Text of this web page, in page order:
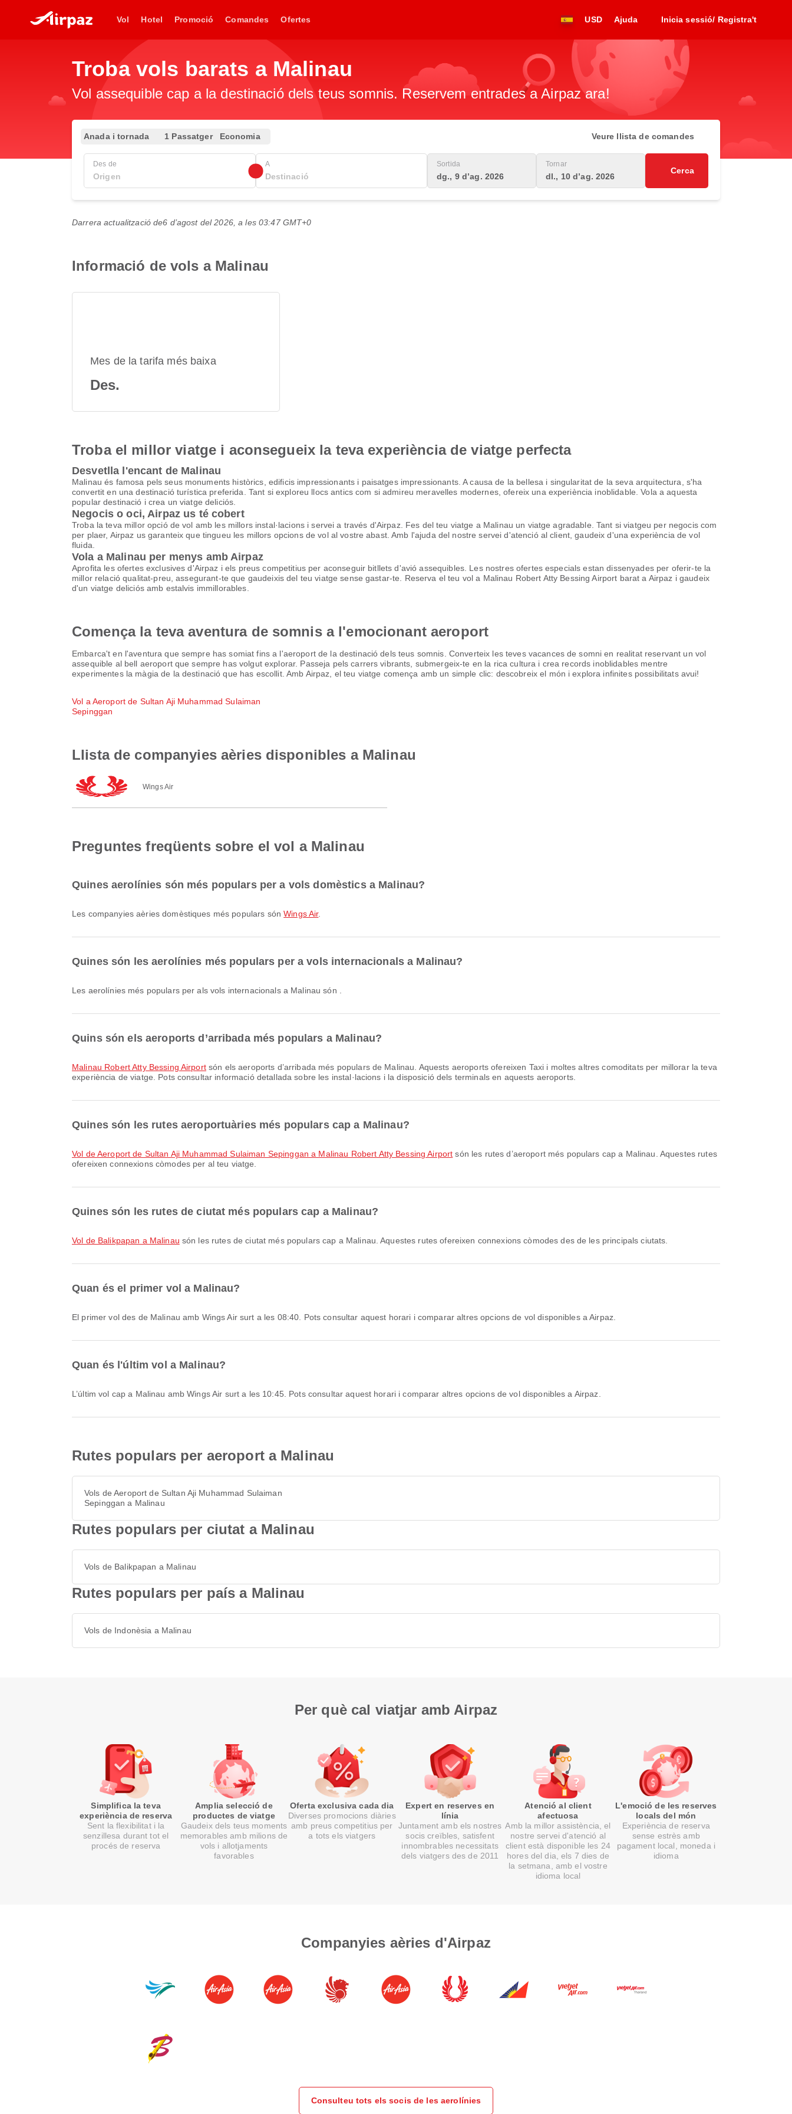
Vol Hotel Promoció Comandes Ofertes USD Ajuda Inicia sessió/ Registra't
Troba vols barats a Malinau
Vol assequible cap a la destinació dels teus somnis. Reservem entrades a Airpaz ara!
Anada i tornada 1 Passatger Economia Veure llista de comandes
Des de A Sortida
dg., 9 d’ag. 2026
Tornar
dl., 10 d’ag. 2026
Cerca
Darrera actualització de6 d’agost del 2026, a les 03:47 GMT+0
Informació de vols a Malinau
Mes de la tarifa més baixa
Des.
Troba el millor viatge i aconsegueix la teva experiència de viatge perfecta
Desvetlla l'encant de Malinau
Malinau és famosa pels seus monuments històrics, edificis impressionants i paisatges impressionants. A causa de la bellesa i singularitat de la seva arquitectura, s'ha
convertit en una destinació turística preferida. Tant si exploreu llocs antics com si admireu meravelles modernes, ofereix una experiència inoblidable. Vola a aquesta
popular destinació i crea un viatge deliciós.
Negocis o oci, Airpaz us té cobert
Troba la teva millor opció de vol amb les millors instal·lacions i servei a través d'Airpaz. Fes del teu viatge a Malinau un viatge agradable. Tant si viatgeu per negocis com
per plaer, Airpaz us garanteix que tingueu les millors opcions de vol al vostre abast. Amb l'ajuda del nostre servei d'atenció al client, gaudeix d'una experiència de vol
fluida.
Vola a Malinau per menys amb Airpaz
Aprofita les ofertes exclusives d'Airpaz i els preus competitius per aconseguir bitllets d'avió assequibles. Les nostres ofertes especials estan dissenyades per oferir-te la
millor relació qualitat-preu, assegurant-te que gaudeixis del teu viatge sense gastar-te. Reserva el teu vol a Malinau Robert Atty Bessing Airport barat a Airpaz i gaudeix
d'un viatge deliciós amb estalvis immillorables.
Comença la teva aventura de somnis a l'emocionant aeroport
Embarca't en l'aventura que sempre has somiat fins a l'aeroport de la destinació dels teus somnis. Converteix les teves vacances de somni en realitat reservant un vol
assequible al bell aeroport que sempre has volgut explorar. Passeja pels carrers vibrants, submergeix-te en la rica cultura i crea records inoblidables mentre
experimentes la màgia de la destinació que has escollit. Amb Airpaz, el teu viatge comença amb un simple clic: descobreix el món i explora infinites possibilitats avui!
Vol a Aeroport de Sultan Aji Muhammad Sulaiman
Sepinggan
Llista de companyies aèries disponibles a Malinau
Wings Air
Preguntes freqüents sobre el vol a Malinau
Quines aerolínies són més populars per a vols domèstics a Malinau?
Les companyies aèries domèstiques més populars sónWings Air.
Quines són les aerolínies més populars per a vols internacionals a Malinau?
Les aerolínies més populars per als vols internacionals a Malinau són .
Quins són els aeroports d’arribada més populars a Malinau?
Malinau Robert Atty Bessing Airportsón els aeroports d’arribada més populars de Malinau. Aquests aeroports ofereixen Taxi i moltes altres comoditats per millorar la teva
experiència de viatge. Pots consultar informació detallada sobre les instal·lacions i la disposició dels terminals en aquests aeroports.
Quines són les rutes aeroportuàries més populars cap a Malinau?
vol de Aeroport de Sultan Aji Muhammad Sulaiman Sepinggan a Malinau Robert Atty Bessing Airport són les rutes d’aeroport més populars cap a Malinau. Aquestes rutes
ofereixen connexions còmodes per al teu viatge.
Quines són les rutes de ciutat més populars cap a Malinau?
vol de Balikpapan a Malinau són les rutes de ciutat més populars cap a Malinau. Aquestes rutes ofereixen connexions còmodes des de les principals ciutats.
Quan és el primer vol a Malinau?
El primer vol des de Malinau amb Wings Air surt a les 08:40. Pots consultar aquest horari i comparar altres opcions de vol disponibles a Airpaz.
Quan és l'últim vol a Malinau?
L’últim vol cap a Malinau amb Wings Air surt a les 10:45. Pots consultar aquest horari i comparar altres opcions de vol disponibles a Airpaz.
Rutes populars per aeroport a Malinau
Vols de Aeroport de Sultan Aji Muhammad Sulaiman
Sepinggan a Malinau
Rutes populars per ciutat a Malinau
Vols de Balikpapan a Malinau
Rutes populars per país a Malinau
Vols de Indonèsia a Malinau
Per què cal viatjar amb Airpaz
Simplifica la teva
experiència de reserva
Sent la flexibilitat i la
senzillesa durant tot el
procés de reserva
Amplia selecció de
productes de viatge
Gaudeix dels teus moments
memorables amb milions de
vols i allotjaments
favorables
Oferta exclusiva cada dia
Diverses promocions diàries
amb preus competitius per
a tots els viatgers
Expert en reserves en
línia
Juntament amb els nostres
socis creïbles, satisfent
innombrables necessitats
dels viatgers des de 2011
Atenció al client
afectuosa
Amb la millor assistència, el
nostre servei d'atenció al
client està disponible les 24
hores del dia, els 7 dies de
la setmana, amb el vostre
idioma local
L'emoció de les reserves
locals del món
Experiència de reserva
sense estrès amb
pagament local, moneda i
idioma
Companyies aèries d'Airpaz
Consulteu tots els socis de les aerolínies